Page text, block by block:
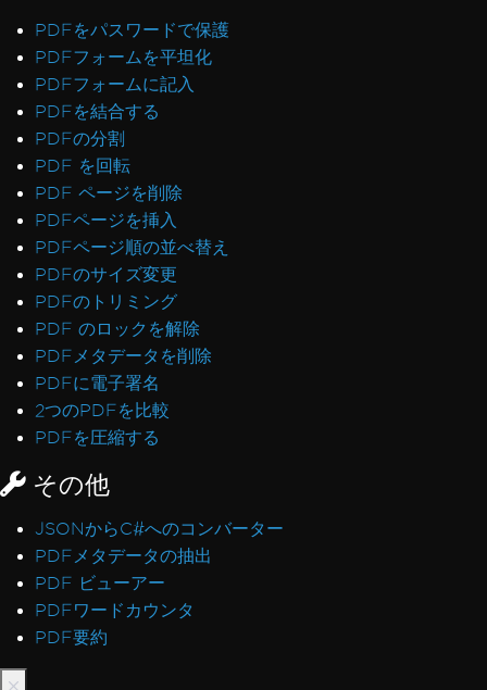
CSPとCNG署名
PDF-to-Imageでの透明性と色
IronPdf.UpdatedChromeレンダリング
Linux/WSLでのメモリモニタリング
ExtractTextFromPageによるブックマーク
CEF/Chromiumメモリ使用量
ヘッダーとコンテンツの不整合
タイプ3としてのAdobeフォント
IronPdfEngine Dockerの出力
フォームフィールドのカスタムフォント
チャンク化されたヘッダーとフッター
macOS ARMでの孤立したCEFプロセス
Sophosシェルコード検出
Linuxでのデバッガーハング
例外メッセージ
パス 'Global-IronSoftwareDeploymentGlobal'
502 Bad Gateway
発生しました
Chrome依存関係をデプロイ中にエラーが発生し
ました
Pdfium依存関係をデプロイ中にエラーが発生し
ました
PDFをパスワードで保護
PDFフォームを平坦化
PDFフォームに記入
PDFを結合する
PDFの分割
PDF を回転
PDF ページを削除
PDFページを挿入
PDFページ順の並べ替え
PDFのサイズ変更
PDFのトリミング
PDF のロックを解除
PDFメタデータを削除
PDFに電子署名
2つのPDFを比較
PDFを圧縮する
その他
JSONからC#へのコンバーター
PDFメタデータの抽出
PDF ビューアー
PDFワードカウンタ
PDF要約